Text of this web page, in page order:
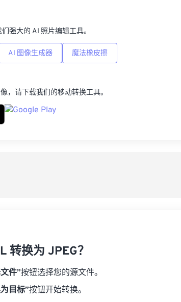
强大的 AI 照片编辑工具。
AI 图像生成器 魔法橡皮擦
，请下载我们的移动转换工具。
转换为 JPEG？
件”按钮选择您的源文件。
目标”按钮开始转换。